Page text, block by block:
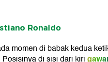
Ronaldo
momen di babak kedua
di sisi dari kiri